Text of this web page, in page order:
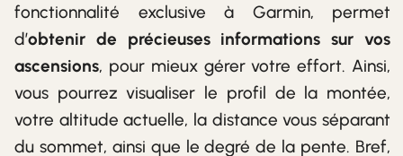
fonctionnalité exclusive à Garmin, permet
d’obtenir de précieuses informations sur vos
ascensions, pour mieux gérer votre effort. Ainsi,
vous pourrez visualiser le profil de la montée,
votre altitude actuelle, la distance vous séparant
du sommet, ainsi que le degré de la pente. Bref,